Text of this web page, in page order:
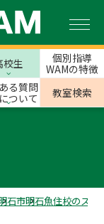
校生
個別指導
WAMの特徴
る質問
ついて
教室検索
石市明石魚住校のスタ